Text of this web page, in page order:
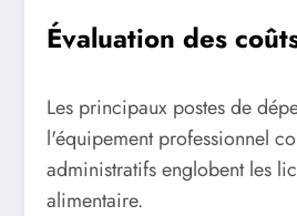
Évaluation des
Les principaux postes de
l'équipement professionnel
administratifs englobent les
alimentaire.